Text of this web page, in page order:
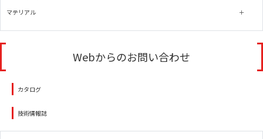
マテリアル
Webからのお問い合わせ
カタログ
技術情報誌